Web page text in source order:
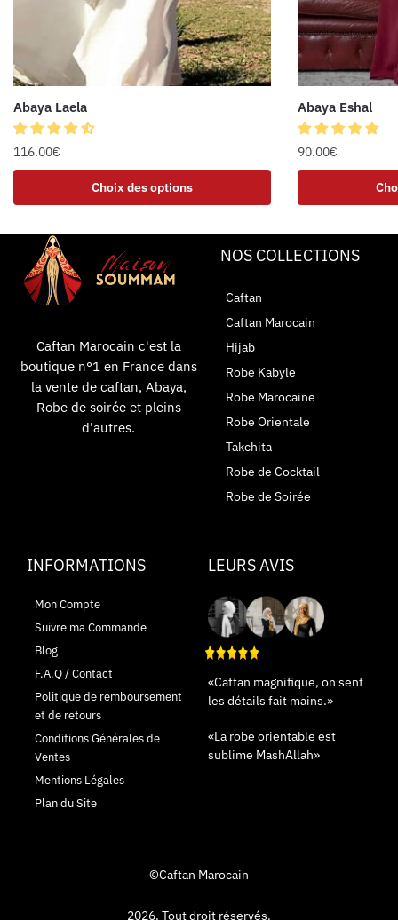
Abaya Laela
116.00€
Choix des options
Abaya Eshal
90.00€
Caftan Marocain c'est la
boutique n°1 en France dans
la vente de caftan, Abaya,
Robe de soirée et pleins
d'autres.
NOS COLLECTIONS
Caftan
Caftan Marocain
Hijab
Robe Kabyle
Robe Marocaine
Robe Orientale
Takchita
Robe de Cocktail
Robe de Soirée
INFORMATIONS
Mon Compte
Suivre ma Commande
Blog
F.A.Q / Contact
Politique de remboursement
et de retours
Conditions Générales de
Ventes
Mentions Légales
Plan du Site
LEURS AVIS
«Caftan magnifique, on sent
les détails fait mains.»
«La robe orientable est
sublime MashAllah»
©Caftan Marocain
2026. Tout droit réservés.